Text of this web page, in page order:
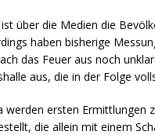
über die Medien die
haben bisherige
das Feuer aus noch
aus, die in der Folge
werden ersten Ermittlungen
die allein mit einem